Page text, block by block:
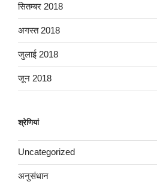
सितम्बर 2018
अगस्त 2018
जुलाई 2018
जून 2018
श्रेणियां
Uncategorized
अनुसंधान